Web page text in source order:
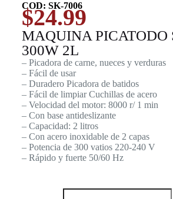
COD: SK-7006
$24.99
MAQUINA PICATODO
300W 2L
– Picadora de carne, nueces y verduras
– Fácil de usar
– Duradero Picadora de batidos
– Fácil de limpiar Cuchillas de acero
– Velocidad del motor: 8000 r/ 1 min
– Con base antideslizante
– Capacidad: 2 litros
– Con acero inoxidable de 2 capas
– Potencia de 300 vatios 220-240 V
– Rápido y fuerte 50/60 Hz